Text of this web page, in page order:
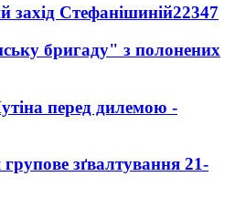
захід Стефанішиній22347
бригаду" з полонених
перед дилемою -
зґвалтування 21-